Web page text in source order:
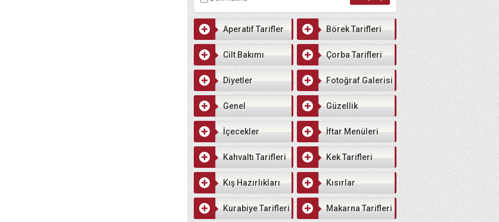
Aperatif Tarifler Börek Tarifleri
Cilt Bakımı Çorba Tarifleri
Diyetler Fotoğraf Galerisi
Genel Güzellik
İçecekler İftar Menüleri
Kahvaltı Tarifleri Kek Tarifleri
Kış Hazırlıkları Kısırlar
Kurabiye Tarifleri Makarna Tarifleri